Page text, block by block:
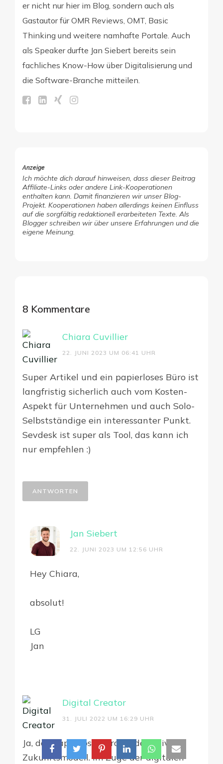
er nicht nur hier im Blog, sondern auch als
Gastautor für OMR Reviews, OMT, Basic
Thinking und weitere namhafte Portale. Auch
als Speaker durfte Jan Siebert bereits sein
fachliches Know-How über Digitalisierung und
die Software-Branche mitteilen.
Anzeige
Ich möchte dich darauf hinweisen, dass dieser Beitrag
Affiliate-Links oder andere Link-Kooperationen
enthalten kann. Damit finanzieren wir unser Blog-
Projekt. Kooperationen haben allerdings keinen Einfluss
auf die sorgfältig redaktionell erarbeiteten Texte. Als
Blogger schreiben wir über unsere Erfahrungen und die
eigene Meinung.
8 Kommentare
Chiara Cuvillier
22. JUNI 2023 UM 06:41 UHR
Super Artikel und ein papierloses Büro ist
langfristig sicherlich auch vom Kosten-
Aspekt für Unternehmen und auch Solo-
Selbstständige ein interessanter Punkt.
Sevdesk ist super als Tool, das kann ich
nur empfehlen :)
ANTWORTEN
Jan Siebert
22. JUNI 2023 UM 12:56 UHR
Hey Chiara,
absolut!
LG
Jan
Digital Creator
31. JULI 2022 UM 16:29 UHR
Ja, das papierlose Büro ist definitiv ein
Zukunftsmodell. Im Zuge der digitalen